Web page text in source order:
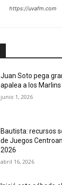
https://uvafm.com
Juan Soto pega
apalea a los Marlins
junio 1, 2026
Bautista: recursos
de Juegos
2026
abril 16, 2026